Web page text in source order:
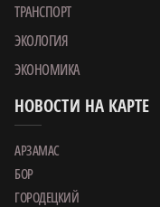
ТРАНСПОРТ
ЭКОЛОГИЯ
ЭКОНОМИКА
НОВОСТИ НА КАРТЕ
АРЗАМАС
БОР
ГОРОДЕЦКИЙ